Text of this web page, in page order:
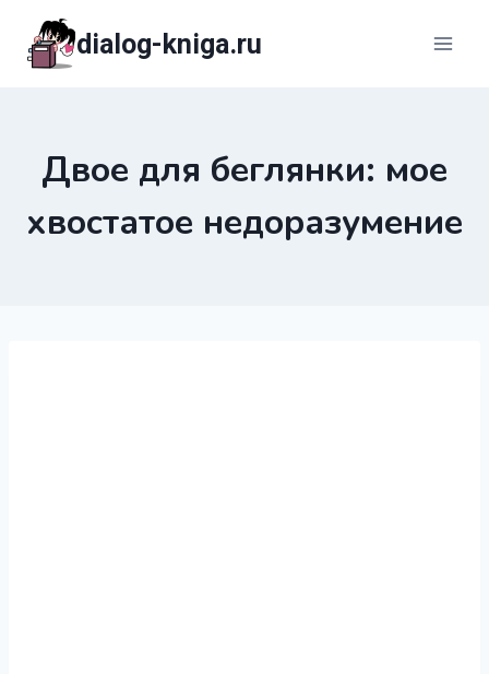
содержимому
dialog-kniga.ru
Двое для беглянки: мое
хвостатое недоразумение